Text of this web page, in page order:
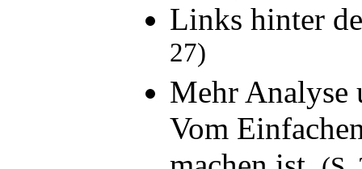
Links hinter
27)
Mehr
Vom